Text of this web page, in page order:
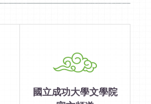
國立成功大學文學院